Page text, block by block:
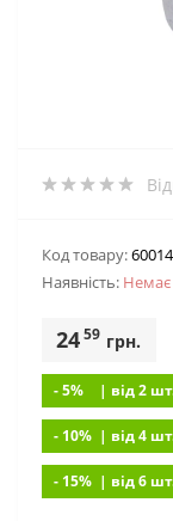
Код товару:
Наявність: Немає
2459 грн.
- 5% | вiд 2
- 10% | вiд 4
- 15% | вiд 6